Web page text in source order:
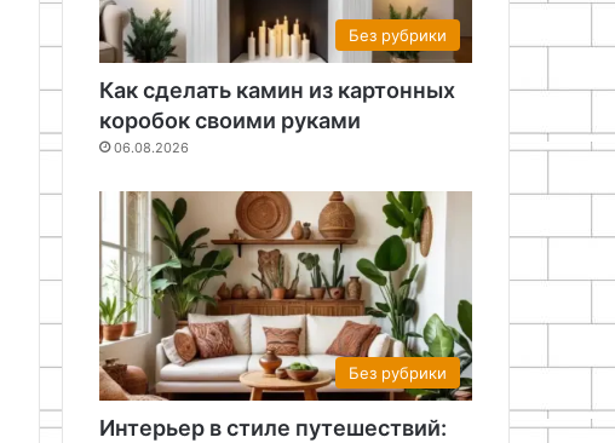
Без рубрики
Как сделать камин из картонных
коробок своими руками
06.08.2026
Без рубрики
Интерьер в стиле путешествий: